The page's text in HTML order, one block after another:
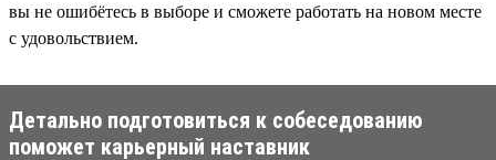
вы не ошибётесь в выборе и сможете работать на новом месте
с удовольствием.
Детально подготовиться к собеседованию
поможет карьерный наставник